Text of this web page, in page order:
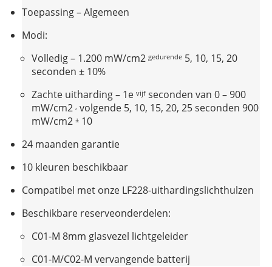
Toepassing – Algemeen
Modi:
Volledig – 1.200 mW/cm2 gedurende 5, 10, 15, 20
seconden ± 10%
Zachte uitharding – 1e vijf seconden van 0 – 900
mW/cm2 , volgende 5, 10, 15, 20, 25 seconden 900
mW/cm2 ± 10
24 maanden garantie
10 kleuren beschikbaar
Compatibel met onze LF228-uithardingslichthulzen
Beschikbare reserveonderdelen:
C01-M 8mm glasvezel lichtgeleider
C01-M/C02-M vervangende batterij